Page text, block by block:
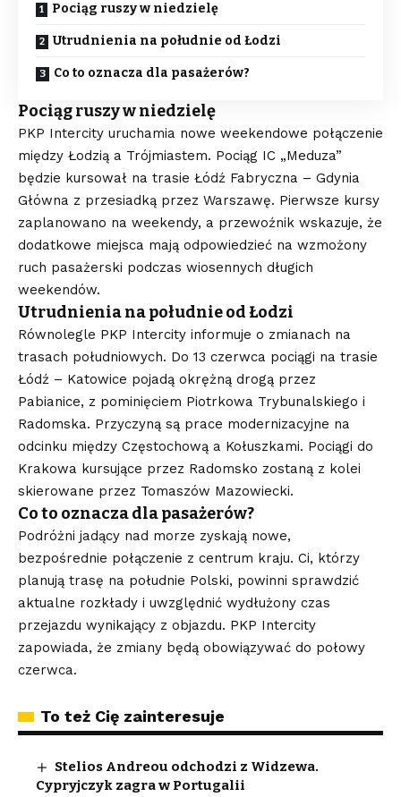
Pociąg ruszy w niedzielę
Utrudnienia na południe od Łodzi
Co to oznacza dla pasażerów?
Pociąg ruszy w niedzielę
PKP Intercity uruchamia nowe weekendowe połączenie
między Łodzią a Trójmiastem. Pociąg IC „Meduza”
będzie kursował na trasie Łódź Fabryczna – Gdynia
Główna z przesiadką przez Warszawę. Pierwsze kursy
zaplanowano na weekendy, a przewoźnik wskazuje, że
dodatkowe miejsca mają odpowiedzieć na wzmożony
ruch pasażerski podczas wiosennych długich
weekendów.
Utrudnienia na południe od Łodzi
Równolegle PKP Intercity informuje o zmianach na
trasach południowych. Do 13 czerwca pociągi na trasie
Łódź – Katowice pojadą okrężną drogą przez
Pabianice, z pominięciem Piotrkowa Trybunalskiego i
Radomska. Przyczyną są prace modernizacyjne na
odcinku między Częstochową a Kołuszkami. Pociągi do
Krakowa kursujące przez Radomsko zostaną z kolei
skierowane przez Tomaszów Mazowiecki.
Co to oznacza dla pasażerów?
Podróżni jadący nad morze zyskają nowe,
bezpośrednie połączenie z centrum kraju. Ci, którzy
planują trasę na południe Polski, powinni sprawdzić
aktualne rozkłady i uwzględnić wydłużony czas
przejazdu wynikający z objazdu. PKP Intercity
zapowiada, że zmiany będą obowiązywać do połowy
czerwca.
To też Cię zainteresuje
Stelios Andreou odchodzi z Widzewa.
Cypryjczyk zagra w Portugalii